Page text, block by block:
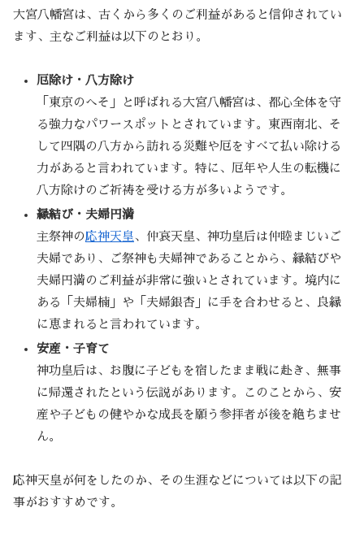
大宮八幡宮は、古くから多くのご利益があると信仰されてい
ます、主なご利益は以下のとおり。
厄除け・八方除け
「東京のへそ」と呼ばれる大宮八幡宮は、都心全体を守
る強力なパワースポットとされています。東西南北、そ
して四隅の八方から訪れる災難や厄をすべて払い除ける
力があると言われています。特に、厄年や人生の転機に
八方除けのご祈祷を受ける方が多いようです。
縁結び・夫婦円満
主祭神の応神天皇 、仲哀天皇、神功皇后は仲睦まじいご
夫婦であり、ご祭神も夫婦神であることから、縁結びや
夫婦円満のご利益が非常に強いとされています。境内に
ある「夫婦楠」や「夫婦銀杏」に手を合わせると、良縁
に恵まれると言われています。
安産・子育て
神功皇后は、お腹に子どもを宿したまま戦に赴き、無事
に帰還されたという伝説があります。このことから、安
産や子どもの健やかな成長を願う参拝者が後を絶ちませ
ん。
応神天皇が何をしたのか、その生涯などについては以下の記
事がおすすめです。